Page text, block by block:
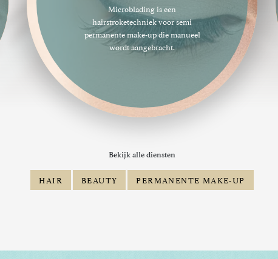
Ontdek de kracht van verleidelijke
lippen, waardoor je een prachtige en
zelfverzekerde glimlach krijgt.
Bekijk alle diensten
HAIR BEAUTY PERMANENTE MAKE-UP